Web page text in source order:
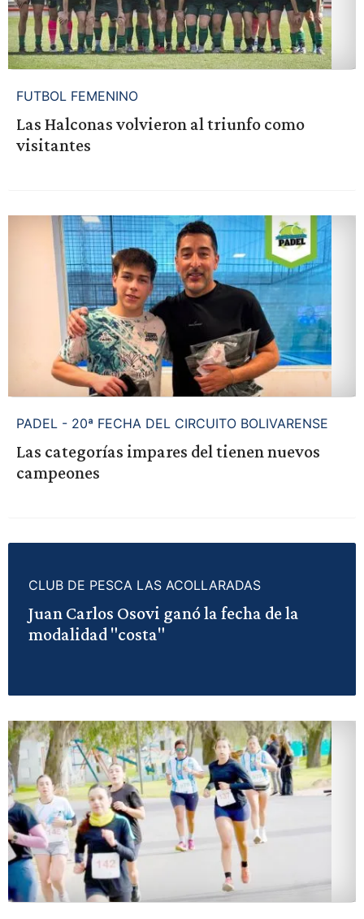
FUTBOL FEMENINO
Las Halconas volvieron al triunfo como
visitantes
PADEL - 20ª FECHA DEL CIRCUITO BOLIVARENSE
Las categorías impares del tienen nuevos
campeones
CLUB DE PESCA LAS ACOLLARADAS
Juan Carlos Osovi ganó la fecha de la
modalidad "costa"